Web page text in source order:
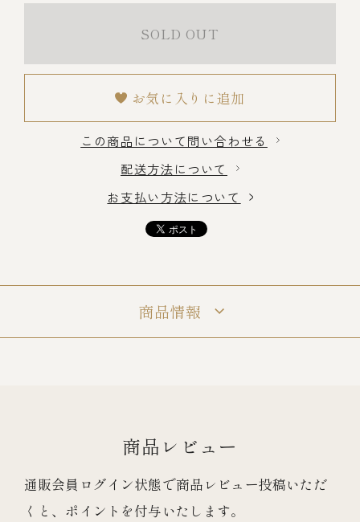
その他
SOLD OUT
お気に入りに追加
この商品について問い合わせる
配送方法について
お支払い方法について
商品情報
商品レビュー
通販会員ログイン状態で商品レビュー投稿いただ
くと、ポイントを付与いたします。